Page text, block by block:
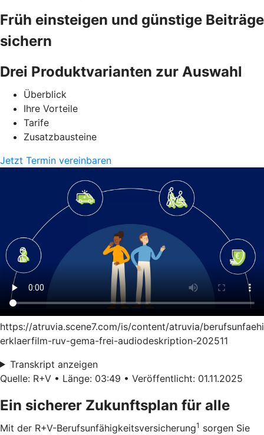
Früh einsteigen und günstige Beiträge
sichern
Drei Produktvarianten zur Auswahl
Überblick
Ihre Vorteile
Tarife
Zusatzbausteine
Jetzt Termin vereinbaren
https://atruvia.scene7.com/is/content/atruvia/
erklaerfilm-ruv-gema-frei-audiodeskription-202511
Transkript anzeigen
Quelle: R+V • Länge: 03:49 • Veröffentlicht: 01.11.2025
Ein sicherer Zukunftsplan für alle
Mit der R+V-Berufsunfähigkeitsversicherung1 sorgen Sie